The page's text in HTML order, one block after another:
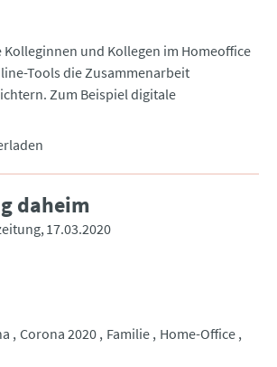
Kolleginnen und Kollegen im Homeoffice
Tools die Zusammenarbeit
Zum Beispiel digitale
daheim
17.03.2020
Corona 2020 Familie Home-Office